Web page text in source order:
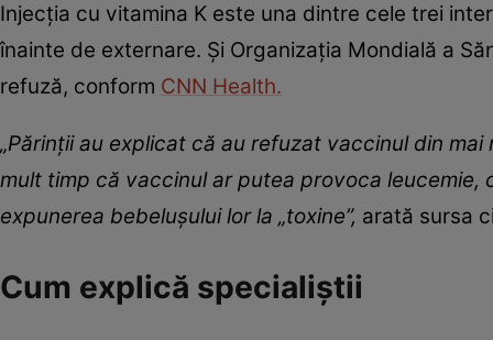
Injecția cu vitamina K este una dintre cele trei
înainte de externare. Și Organizația Mondială a
refuză, conform CNN Health.
„Părinții au explicat că au refuzat vaccinul din
mult timp că vaccinul ar putea provoca
expunerea bebelușului lor la „toxine”, arată sursa
Cum explică specialiștii